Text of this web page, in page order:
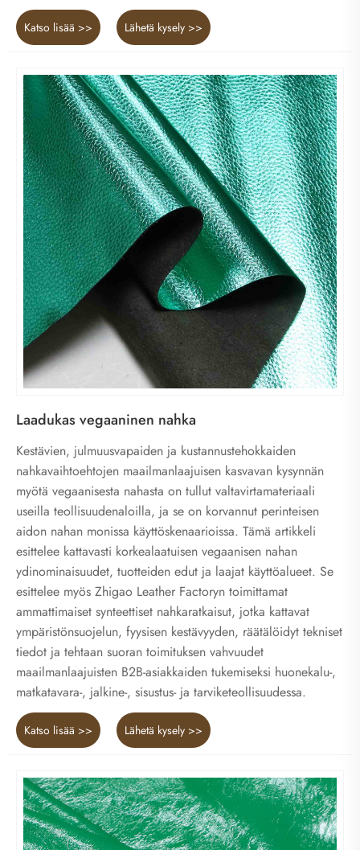
Katso lisää >> Lähetä kysely >>
Laadukas vegaaninen nahka
Kestävien, julmuusvapaiden ja kustannustehokkaiden
nahkavaihtoehtojen maailmanlaajuisen kasvavan kysynnän
myötä vegaanisesta nahasta on tullut valtavirtamateriaali
useilla teollisuudenaloilla, ja se on korvannut perinteisen
aidon nahan monissa käyttöskenaarioissa. Tämä artikkeli
esittelee kattavasti korkealaatuisen vegaanisen nahan
ydinominaisuudet, tuotteiden edut ja laajat käyttöalueet. Se
esittelee myös Zhigao Leather Factoryn toimittamat
ammattimaiset synteettiset nahkaratkaisut, jotka kattavat
ympäristönsuojelun, fyysisen kestävyyden, räätälöidyt tekniset
tiedot ja tehtaan suoran toimituksen vahvuudet
maailmanlaajuisten B2B-asiakkaiden tukemiseksi huonekalu-,
matkatavara-, jalkine-, sisustus- ja tarviketeollisuudessa.
Katso lisää >> Lähetä kysely >>